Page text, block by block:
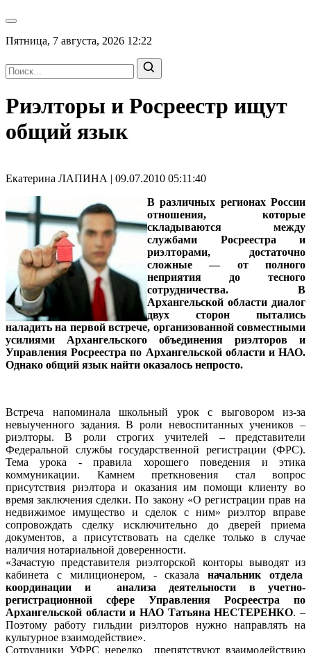
Пятница, 7 августа, 2026 12:22
Риэлторы и Росреестр ищут
общий язык
Екатерина ЛАПИНА | 09.07.2010 05:11:40
В различных регионах России
отношения, которые
складываются между
службами Росреестра и
риэлторами, достаточно
сложные — от полного
неприятия до тесного
сотрудничества. В
Архангельской области диалог
двух сторон пытались
наладить на первой встрече, организованной совместными
усилиями Архангельского объединения риэлторов и
Управления Росреестра по Архангельской области и НАО.
Однако общий язык найти оказалось непросто.
Встреча напоминала школьный урок с выговором из-за
невыученного задания. В роли невоспитанных учеников –
риэлторы. В роли строгих учителей – представители
Федеральной службы государственной регистрации (ФРС).
Тема урока - правила хорошего поведения и этика
коммуникации. Камнем преткновения стал вопрос
присутствия риэлтора и оказания им помощи клиенту во
время заключения сделки. По закону «О регистрации прав на
недвижимое имущество и сделок с ним» риэлтор вправе
сопровождать сделку исключительно до дверей приема
документов, а присутствовать на сделке только в случае
наличия нотариальной доверенности.
«Зачастую представителя риэлторской конторы выводят из
кабинета с милиционером, - сказаланачальник отдела
координации и анализа деятельности в учетно-
регистрационной сфере Управления Росреестра по
Архангельской области и НАО Татьяна НЕСТЕРЕНКО. –
Поэтому работу гильдии риэлторов нужно направлять на
культурное взаимодействие».
Сотрудники УФРС нередко препятствуют взаимодействию